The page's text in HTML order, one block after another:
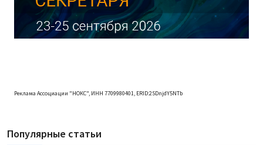
Реклама Ассоциации "НОКС", ИНН 7709980401, ERID:2SDnjdY5NTb
Популярные статьи